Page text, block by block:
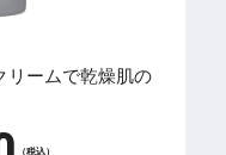
リームで乾燥肌の
（税込）